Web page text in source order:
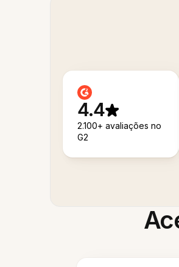
4.4
2.100+ avaliações no
G2